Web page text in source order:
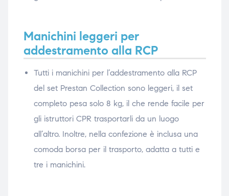
Manichini leggeri per
addestramento alla RCP
Tutti i manichini per l’addestramento alla RCP
del set Prestan Collection sono leggeri, il set
completo pesa solo 8 kg, il che rende facile per
gli istruttori CPR trasportarli da un luogo
all’altro. Inoltre, nella confezione è inclusa una
comoda borsa per il trasporto, adatta a tutti e
tre i manichini.